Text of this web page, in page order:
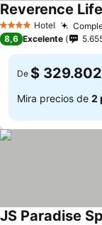
4 EstrellasHotel
Reverence
8,6 Excelente
De $ 329.802
Mira precios de 2
JS Paradise